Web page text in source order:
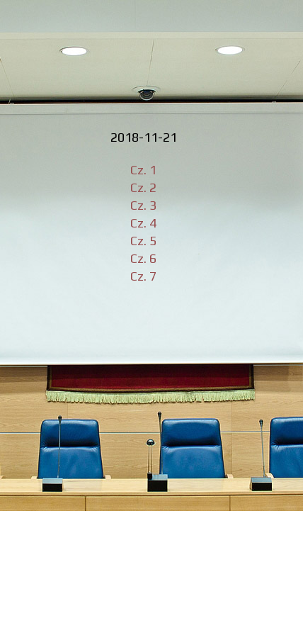
2018-11-21
Cz. 1
Cz. 2
Cz. 3
Cz. 4
Cz. 5
Cz. 6
Cz. 7